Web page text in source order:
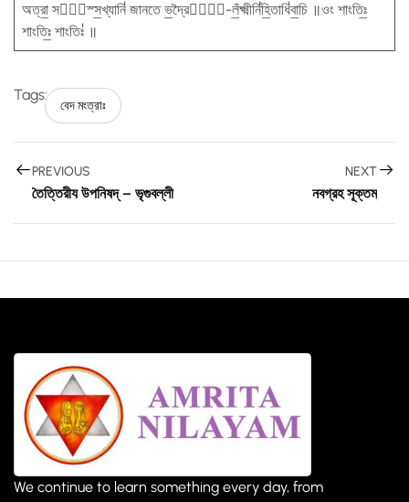
অত্রা॒ সখা᳚স্স॒খ্যানি॑ জানতে ভ॒দ্রৈষাং᳚-লঁ॒ক্ষ্মীর্নি॑হি॒তাধি॑বা॒চি ॥ওং শাংতিঃ॒
শাংতিঃ॒ শাংতিঃ॑ ॥
Tags:
বেদ মংত্রাঃ
PREVIOUS
তৈত্তিরীয উপনিষদ্ – ভৃগুবল্লী
NEXT
নবগ্রহ সূক্তম্
We continue to learn something every day, from